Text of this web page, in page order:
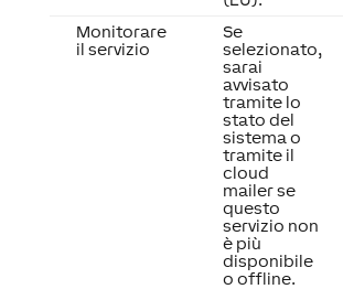
Monitorare
il servizio
Se
selezionato,
sarai
avvisato
tramite lo
stato del
sistema o
tramite il
cloud
mailer se
questo
servizio non
è più
disponibile
o offline.